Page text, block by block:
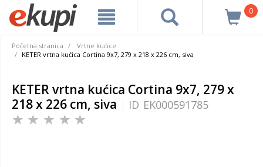
0
Početna stranica
Vrtne kućice
KETER vrtna kućica Cortina 9x7, 279 x 218 x 226 cm, siva
KETER vrtna kućica Cortina 9x7, 279 x
218 x 226 cm, siva
ID EK000591785